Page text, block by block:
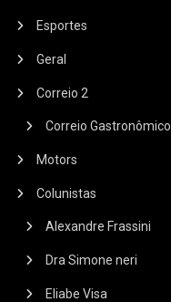
Esportes
Geral
Correio 2
Correio Gastronômico
Motors
Colunistas
Alexandre Frassini
Dra Simone neri
Eliabe Visa